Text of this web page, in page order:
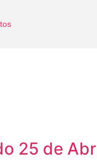
25 de